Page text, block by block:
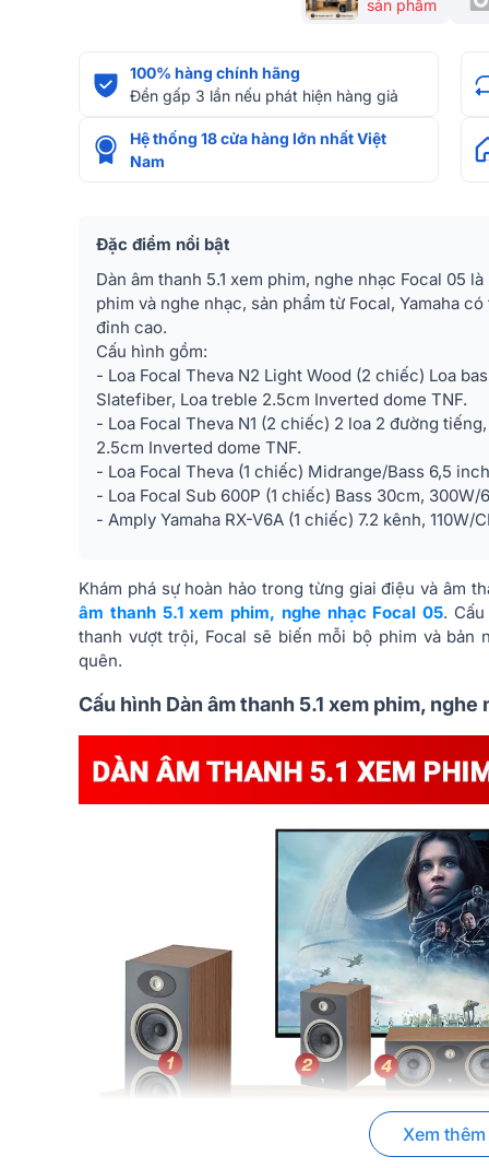
sản phẩm
100% hàng chính hãng
Đền gấp 3 lần nếu phát hiện hàng giả
Hệ thống 18 cửa hàng lớn nhất Việt
Nam
Đặc điểm nổi bật
Dàn âm thanh 5.1 xem phim, nghe nhạc Focal 05
phim và nghe nhạc, sản phẩm từ Focal, Yamaha
đỉnh cao.
Cấu hình gồm:
- Loa Focal Theva N2 Light Wood (2 chiếc) Loa
Slatefiber, Loa treble 2.5cm Inverted dome TNF.
- Loa Focal Theva N1 (2 chiếc) 2 loa 2 đường
2.5cm Inverted dome TNF.
- Loa Focal Theva (1 chiếc) Midrange/Bass 6,5
- Loa Focal Sub 600P (1 chiếc) Bass 30cm, 300W/
- Amply Yamaha RX-V6A (1 chiếc) 7.2 kênh, 110W/
Khám phá sự hoàn hảo trong từng giai điệu và âm
âm thanh 5.1 xem phim, nghe nhạc Focal 05.
thanh vượt trội, Focal sẽ biến mỗi bộ phim và bản
quên.
Cấu hình Dàn âm thanh 5.1 xem phim, nghe
Xem thêm